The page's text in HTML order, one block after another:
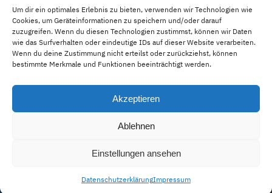
Um dir ein optimales Erlebnis zu bieten, verwenden wir Technologien wie
Cookies, um Geräteinformationen zu speichern und/oder darauf
zuzugreifen. Wenn du diesen Technologien zustimmst, können wir Daten
wie das Surfverhalten oder eindeutige IDs auf dieser Website verarbeiten.
Wenn du deine Zustimmung nicht erteilst oder zurückziehst, können
bestimmte Merkmale und Funktionen beeinträchtigt werden.
Akzeptieren
Ablehnen
Einstellungen ansehen
DatenschutzerklärungImpressum
Niklas Hack
Datenschutzerklärung
© 2022 Institut für Europäische Sportentwicklung und
Freizeitforschung • Deutsches Sport & Olympia Museum